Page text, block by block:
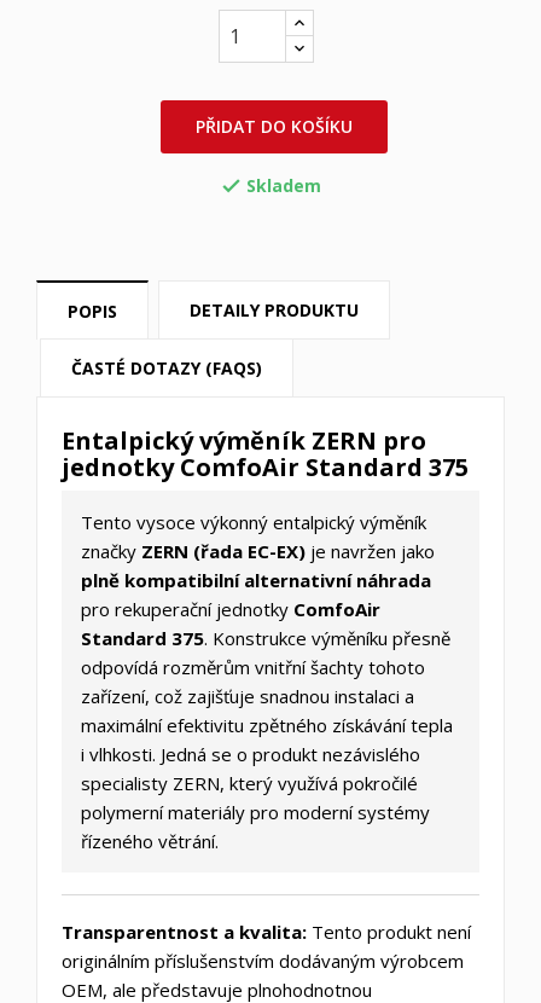
PŘIDAT DO KOŠÍKU
 Skladem
POPIS DETAILY PRODUKTU
ČASTÉ DOTAZY (FAQS)
Entalpický výměník ZERN pro
jednotky ComfoAir Standard 375
Tento vysoce výkonný entalpický výměník
značky ZERN (řada EC-EX) je navržen jako
plně kompatibilní alternativní náhrada
pro rekuperační jednotky ComfoAir
Standard 375. Konstrukce výměníku přesně
odpovídá rozměrům vnitřní šachty tohoto
zařízení, což zajišťuje snadnou instalaci a
maximální efektivitu zpětného získávání tepla
i vlhkosti. Jedná se o produkt nezávislého
specialisty ZERN, který využívá pokročilé
polymerní materiály pro moderní systémy
řízeného větrání.
Transparentnost a kvalita: Tento produkt není
originálním příslušenstvím dodávaným výrobcem
OEM, ale představuje plnohodnotnou